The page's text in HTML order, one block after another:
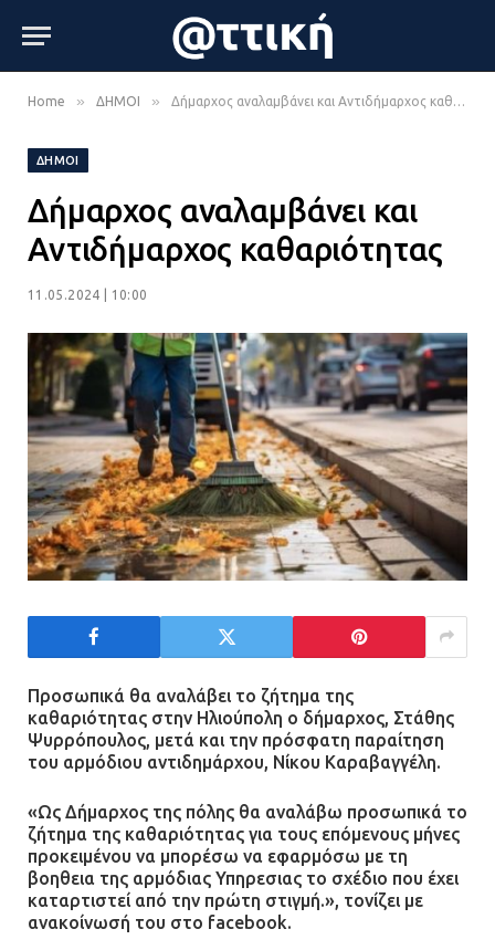
Home » ΔΗΜΟΙ » Δήμαρχος αναλαμβάνει και Αντιδήμαρχος καθαριότητας
ΔΗΜΟΙ
Δήμαρχος αναλαμβάνει και
Αντιδήμαρχος καθαριότητας
11.05.2024 | 10:00
Προσωπικά θα αναλάβει το ζήτημα της
καθαριότητας στην Ηλιούπολη ο δήμαρχος, Στάθης
Ψυρρόπουλος, μετά και την πρόσφατη παραίτηση
του αρμόδιου αντιδημάρχου, Νίκου Καραβαγγέλη.
«Ως Δήμαρχος της πόλης θα αναλάβω προσωπικά το
ζήτημα της καθαριότητας για τους επόμενους μήνες
προκειμένου να μπορέσω να εφαρμόσω με τη
βοηθεια της αρμόδιας Υπηρεσιας το σχέδιο που έχει
καταρτιστεί από την πρώτη στιγμή.», τονίζει με
ανακοίνωσή του στο facebook.